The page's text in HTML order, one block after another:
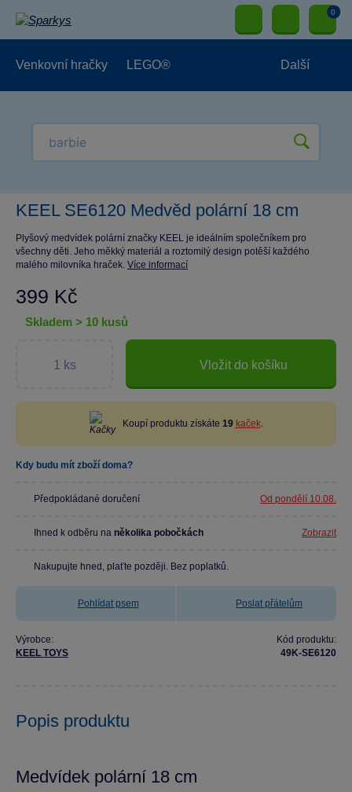
0
Venkovní hračky LEGO® Další
KEEL SE6120 Medvěd polární 18 cm
Plyšový medvídek polární značky KEEL je ideálním společníkem pro
všechny děti. Jeho měkký materiál a roztomilý design potěší každého
malého milovníka hraček. Více informací
399 Kč
skladem > 10 kusů
Vložit do košíku
Koupí produktu získáte 19 kaček.
Kdy budu mít zboží doma?
Předpokládané doručení Od pondělí 10.08.
Ihned k odběru na několika pobočkách Zobrazit
Nakupujte hned, plaťte později. Bez poplatků.
Pohlídat psem Poslat přátelům
Výrobce:
KEEL TOYS
Kód produktu:
49K-SE6120
Popis produktu
Medvídek polární 18 cm